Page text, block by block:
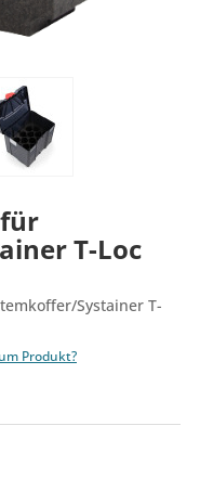
T-Loc
Systainer T-
Produkt?